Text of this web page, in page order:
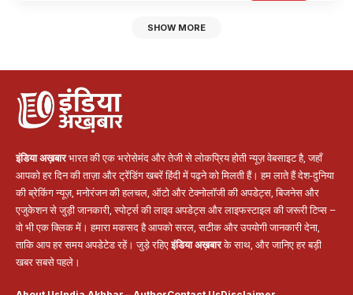
SHOW MORE
इंडिया अख़बारभारत की एक भरोसेमंद और तेजी से लोकप्रिय होती न्यूज़ वेबसाइट है, जहाँ
आपको हर दिन की ताज़ा और ट्रेंडिंग खबरें हिंदी में पढ़ने को मिलती हैं। हम लाते हैं देश-दुनिया
की ब्रेकिंग न्यूज़, मनोरंजन की हलचल, ऑटो और टेक्नोलॉजी की अपडेट्स, बिजनेस और
एजुकेशन से जुड़ी जानकारी, स्पोर्ट्स की लाइव अपडेट्स और लाइफस्टाइल की जरूरी टिप्स –
वो भी एक क्लिक में। हमारा मकसद है आपको सरल, सटीक और उपयोगी जानकारी देना,
ताकि आप हर समय अपडेटेड रहें। जुड़े रहिएइंडिया अख़बारके साथ, और जानिए हर बड़ी
खबर सबसे पहले।